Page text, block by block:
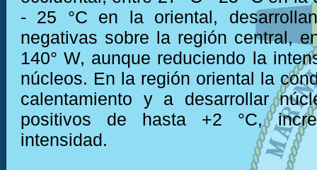
- 25 °C en la oriental,
negativas sobre la región central,
140° W, aunque reduciendo la
núcleos. En la región oriental la
calentamiento y a desarrollar
positivos de hasta +2 °C,
intensidad.